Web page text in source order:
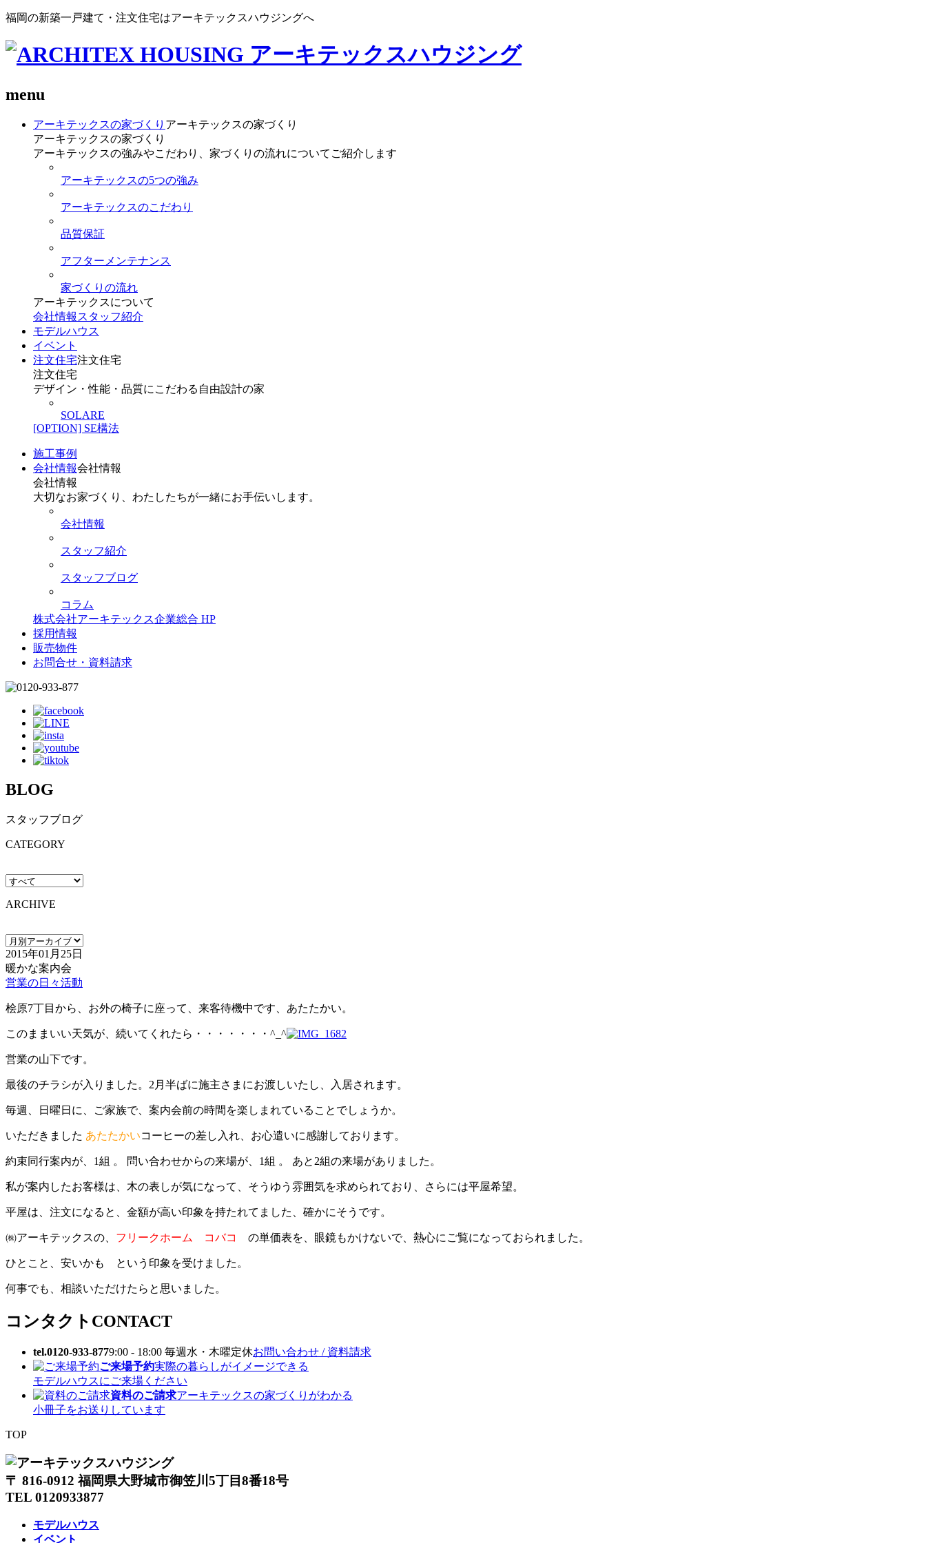
福岡の新築一戸建て・注文住宅はアーキテックスハウジングへ
menu
アーキテックスの家づくり アーキテックスの家づくり
アーキテックスの家づくり
アーキテックスの強みやこだわり、家づくりの流れについてご紹介します
アーキテックスの5つの強み
アーキテックスのこだわり
品質保証
アフターメンテナンス
家づくりの流れ
アーキテックスについて
会社情報 スタッフ紹介
モデルハウス
イベント
注文住宅注文住宅
注文住宅
デザイン・性能・品質にこだわる自由設計の家
SOLARE
[OPTION] SE構法
施工事例
会社情報会社情報
会社情報
大切なお家づくり、わたしたちが一緒にお手伝いします。
会社情報
スタッフ紹介
スタッフブログ
コラム
株式会社アーキテックス企業総合 HP
採用情報
販売物件
お問合せ・資料請求
BLOG
スタッフブログ
CATEGORY
ARCHIVE
2015年01月25日
暖かな案内会
営業の日々活動
桧原7丁目から、お外の椅子に座って、来客待機中です、あたたかい。
このままいい天気が、続いてくれたら・・・・・・・^_^
営業の山下です。
最後のチラシが入りました。2月半ばに施主さまにお渡しいたし、入居されます。
毎週、日曜日に、ご家族で、案内会前の時間を楽しまれていることでしょうか。
いただきました あたたかいコーヒーの差し入れ、お心遣いに感謝しております。
約束同行案内が、1組 。 問い合わせからの来場が、1組 。 あと2組の来場がありました。
私が案内したお客様は、木の表しが気になって、そうゆう雰囲気を求められており、さらには平屋希望。
平屋は、注文になると、金額が高い印象を持たれてました、確かにそうです。
㈱アーキテックスの、 フリークホーム コバコ の単価表を、眼鏡もかけないで、熱心にご覧になっておられました。
ひとこと、安いかも という印象を受けました。
何事でも、相談いただけたらと思いました。
コンタクト CONTACT
tel.0120-933-8779:00 - 18:00 毎週水・木曜定休お問い合わせ / 資料請求
ご来場予約実際の暮らしがイメージできる
モデルハウスにご来場ください
資料のご請求アーキテックスの家づくりがわかる
小冊子をお送りしています
TOP
〒 816-0912 福岡県大野城市御笠川5丁目8番18号
TEL 0120933877
モデルハウス
イベント